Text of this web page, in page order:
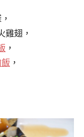
雞翅，
，
，